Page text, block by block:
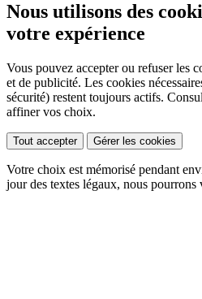
Nous utilisons des
votre expérience
Vous pouvez accepter ou refuser les
et de publicité. Les cookies
sécurité) restent toujours actifs.
affiner vos choix.
Tout accepter Gérer les cookies
Votre choix est mémorisé pendant
jour des textes légaux, nous